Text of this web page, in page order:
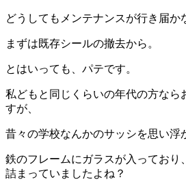
どうしてもメンテナンスが行き届か
まずは既存シールの撤去から。
とはいっても、パテです。
私どもと同じくらいの年代の方なら
すが、
昔々の学校なんかのサッシを思い浮
鉄のフレームにガラスが入っており
詰まっていましたよね？